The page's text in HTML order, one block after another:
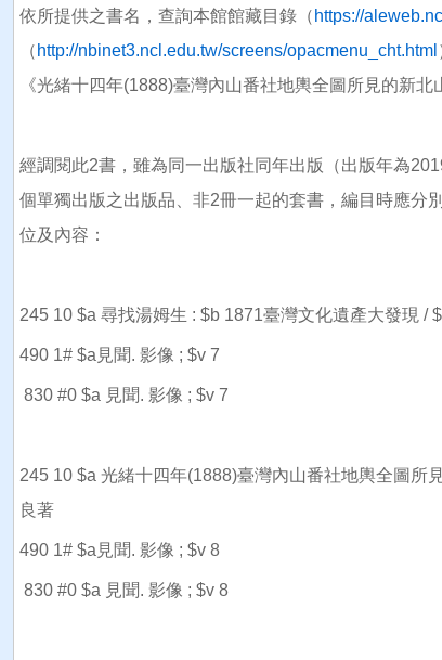
依所提供之書名，查詢本館館藏目錄（ https://
（ http://nbinet3.ncl.edu.tw/screens/opacmenu_cht.html
《光緒十四年(1888)臺灣內山番社地輿全圖所見的新
經調閱此2書，雖為同一出版社同年出版（出版年為
個單獨出版之出版品、非2冊一起的套書，編目時應分
位及內容：
245 10 $a 尋找湯姆生 : $b 1871臺灣文化遺產大發現 /
490 1# $a見聞. 影像 ; $v 7
830 #0 $a 見聞. 影像 ; $v 7
245 10 $a 光緒十四年(1888)臺灣內山番社地輿全圖所
良著
490 1# $a見聞. 影像 ; $v 8
830 #0 $a 見聞. 影像 ; $v 8